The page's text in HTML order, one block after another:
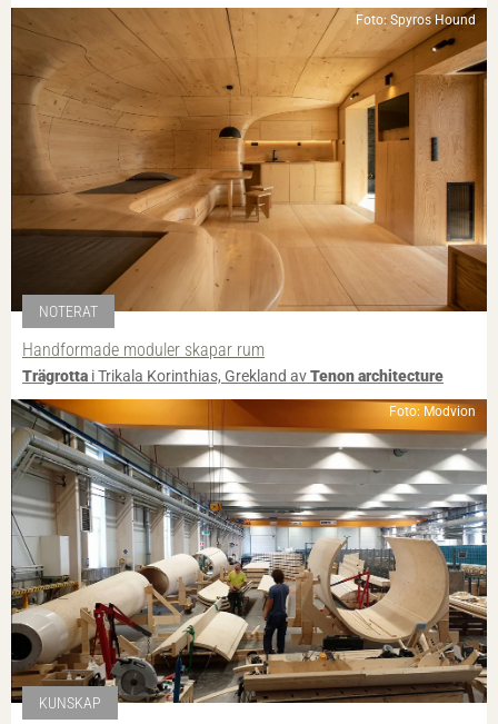
Foto: Spyros Hound
NOTERAT
Handformade moduler skapar rum
Trägrotta i Trikala Korinthias, Grekland avTenon architecture
Foto: Modvion
KUNSKAP